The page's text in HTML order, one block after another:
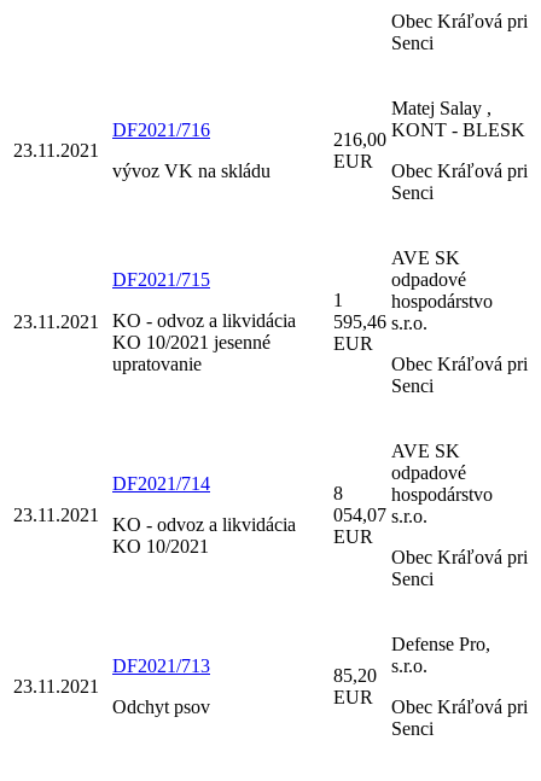
Obec Kráľová pri
Senci
23.11.2021
DF2021/716
vývoz VK na skládu
216,00
EUR
Matej Salay ,
KONT - BLESK
Obec Kráľová pri
Senci
23.11.2021
DF2021/715
KO - odvoz a likvidácia
KO 10/2021 jesenné
upratovanie
1
595,46
EUR
AVE SK
odpadové
hospodárstvo
s.r.o.
Obec Kráľová pri
Senci
23.11.2021
DF2021/714
KO - odvoz a likvidácia
KO 10/2021
8
054,07
EUR
AVE SK
odpadové
hospodárstvo
s.r.o.
Obec Kráľová pri
Senci
23.11.2021
DF2021/713
Odchyt psov
85,20
EUR
Defense Pro,
s.r.o.
Obec Kráľová pri
Senci